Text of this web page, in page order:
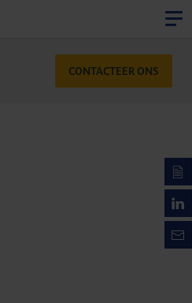
CONTACTEER ONS